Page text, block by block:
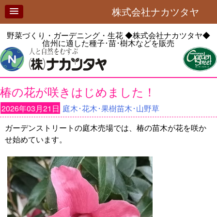
株式会社ナカツタヤ
野菜づくり・ガーデニング・生花◆株式会社ナカツタヤ◆
信州に適した種子･苗･樹木などを販売
椿の花が咲きはじめました！
2026年03月21日 庭木･花木･果樹苗木･山野草
ガーデンストリートの庭木売場では、椿の苗木が花を咲か
せ始めています。